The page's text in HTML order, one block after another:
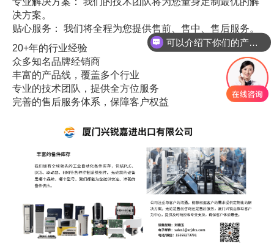
决方案。
贴心服务： 我们将全程为您提供售前、售中、售后服务。
20+年的行业经验
众多知名品牌经销商
丰富的产品线，覆盖多个行业
专业的技术团队，提供全方位服务
完善的售后服务体系，保障客户权益
你们是怎么收费的呢